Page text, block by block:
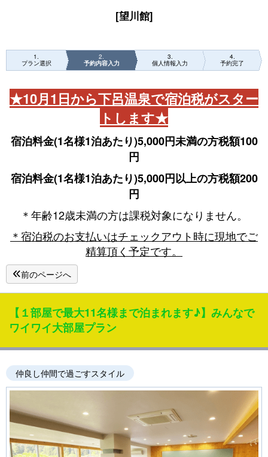
[望川館]
1
プラン選択
2
予約内容入力
3
個人情報入力
4
予約完了
★10月1日から下呂温泉で宿泊税がスター
トします★
宿泊料金(1名様1泊あたり)5,000円未満の方税額100
円
宿泊料金(1名様1泊あたり)5,000円以上の方税額200
円
＊年齢12歳未満の方は課税対象になりません。
＊宿泊税のお支払いはチェックアウト時に現地でご
精算頂く予定です。
前のページへ
【１部屋で最大11名様まで泊まれます♪】みんなで
ワイワイ大部屋プラン
仲良し仲間で過ごすスタイル